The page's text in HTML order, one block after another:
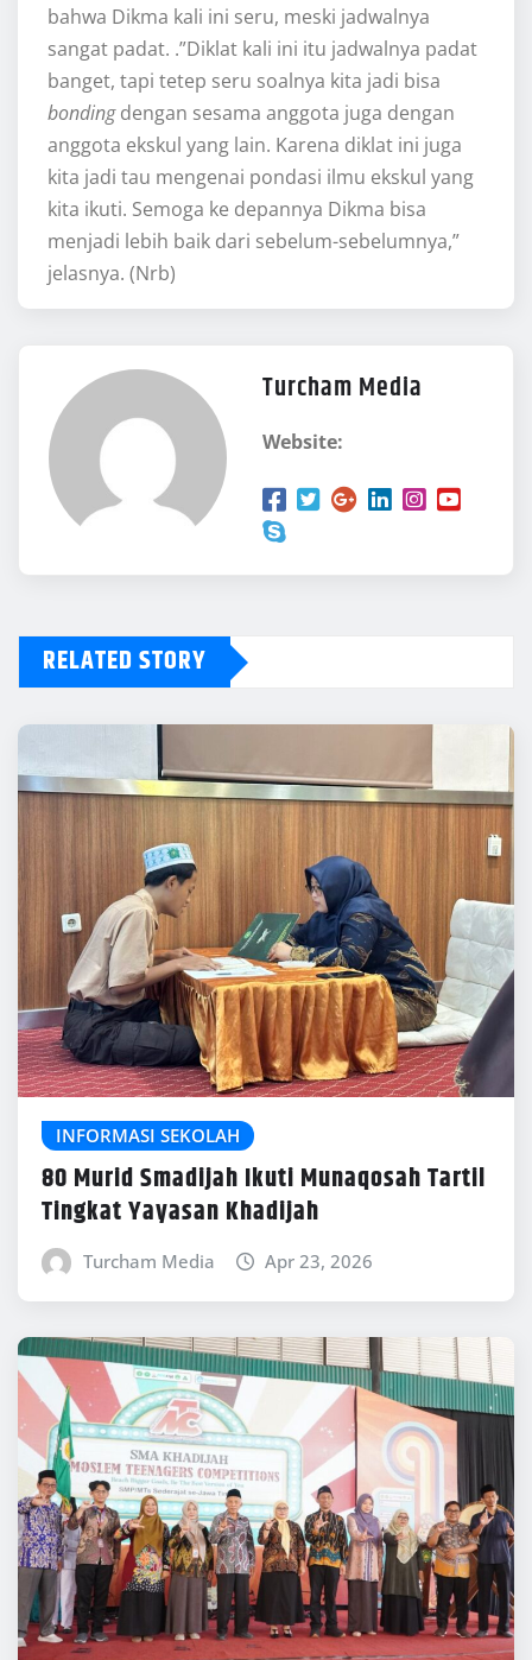
bahwa Dikma kali ini seru, meski jadwalnya
sangat padat. .”Diklat kali ini itu jadwalnya padat
banget, tapi tetep seru soalnya kita jadi bisa
bondingdengan sesama anggota juga dengan
anggota ekskul yang lain. Karena diklat ini juga
kita jadi tau mengenai pondasi ilmu ekskul yang
kita ikuti. Semoga ke depannya Dikma bisa
menjadi lebih baik dari sebelum-sebelumnya,”
jelasnya. (Nrb)
Turcham Media
Website:
RELATED STORY
INFORMASI SEKOLAH
80 Murid Smadijah Ikuti Munaqosah Tartil
Tingkat Yayasan Khadijah
Turcham Media Apr 23, 2026